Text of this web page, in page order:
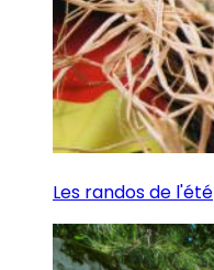
Les randos de l'été